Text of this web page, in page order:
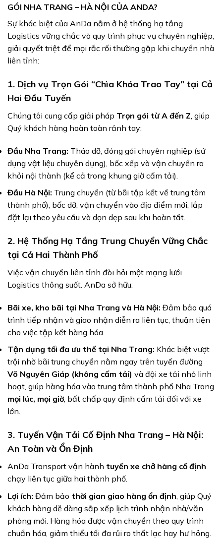
GÓI NHA TRANG – HÀ NỘI CỦA ANDA?
Sự khác biệt của AnDa nằm ở hệ thống hạ tầng
Logistics vững chắc và quy trình phục vụ chuyên nghiệp,
giải quyết triệt để mọi rắc rối thường gặp khi chuyển nhà
liên tỉnh:
1. Dịch vụ Trọn Gói “Chìa Khóa Trao Tay” tại Cả
Hai Đầu Tuyến
Chúng tôi cung cấp giải pháp Trọn gói từ A đến Z , giúp
Quý khách hàng hoàn toàn rảnh tay:
Đầu Nha Trang: Tháo dỡ, đóng gói chuyên nghiệp (sử
dụng vật liệu chuyên dụng), bốc xếp và vận chuyển ra
khỏi nội thành (kể cả trong khung giờ cấm tải).
Đầu Hà Nội: Trung chuyển (từ bãi tập kết về trung tâm
thành phố), bốc dỡ, vận chuyển vào địa điểm mới, lắp
đặt lại theo yêu cầu và dọn dẹp sau khi hoàn tất.
2. Hệ Thống Hạ Tầng Trung Chuyển Vững Chắc
tại Cả Hai Thành Phố
Việc vận chuyển liên tỉnh đòi hỏi một mạng lưới
Logistics thông suốt. AnDa sở hữu:
Bãi xe, kho bãi tại Nha Trang và Hà Nội: Đảm bảo quá
trình tiếp nhận và giao nhận diễn ra liên tục, thuận tiện
cho việc tập kết hàng hóa.
Tận dụng tối đa ưu thế tại Nha Trang: Khác biệt vượt
trội nhờ bãi trung chuyển nằm ngay trên tuyến đường
Võ Nguyên Giáp (không cấm tải) và đội xe tải nhỏ linh
hoạt, giúp hàng hóa vào trung tâm thành phố Nha Trang
mọi lúc, mọi giờ, bất chấp quy định cấm tải đối với xe
lớn.
3. Tuyến Vận Tải Cố Định Nha Trang – Hà Nội:
An Toàn và Ổn Định
AnDa Transport vận hành tuyến xe chở hàng cố định
chạy liên tục giữa hai thành phố.
Lợi ích: Đảm bảo thời gian giao hàng ổn định , giúp Quý
khách hàng dễ dàng sắp xếp lịch trình nhận nhà/văn
phòng mới. Hàng hóa được vận chuyển theo quy trình
chuẩn hóa, giảm thiểu tối đa rủi ro thất lạc hay hư hỏng.